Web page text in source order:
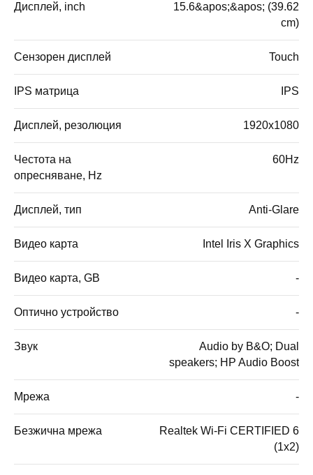
Дисплей, inch
15.6&apos;&apos; (39.62
cm)
Сензорен дисплей Touch
IPS матрица IPS
Дисплей, резолюция 1920x1080
Честота на
опресняване, Hz
60Hz
Дисплей, тип Anti-Glare
Видео карта Intel Iris X Graphics
Видео карта, GB -
Оптично устройство -
Звук
Audio by B&O; Dual
speakers; HP Audio Boost
Мрежа -
Безжична мрежа
Realtek Wi-Fi CERTIFIED 6
(1x2)